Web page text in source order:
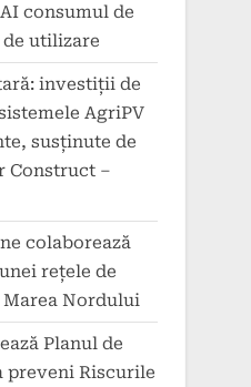
consumul de
utilizare
investiții de
AgriPV
susținute de
Construct –
colaborează
rețele de
Nordului
Planul de
preveni Riscurile